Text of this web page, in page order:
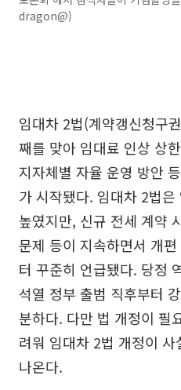
dragon@)
임대차 2법(계약갱신청구
째를 맞아 임대료 인상 상
지자체별 자율 운영 방안
가 시작됐다. 임대차 2법
높였지만, 신규 전세 계약
문제 등이 지속하면서 개
터 꾸준히 언급됐다. 당정
석열 정부 출범 직후부터
분하다. 다만 법 개정이 필
려워 임대차 2법 개정이
나온다.